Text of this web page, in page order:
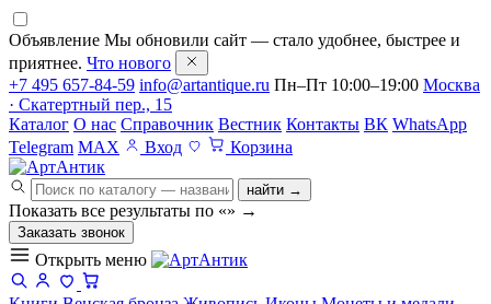
Объявление Мы обновили сайт — стало удобнее, быстрее и
приятнее. Что нового
+7 495 657-84-59 info@artantique.ru Пн–Пт 10:00–19:00 Москва
· Скатертный пер., 15
Каталог О нас Справочник Вестник Контакты ВК WhatsApp
Telegram MAX Вход Корзина
найти →
Показать все результаты по «» →
Заказать звонок
Открыть меню